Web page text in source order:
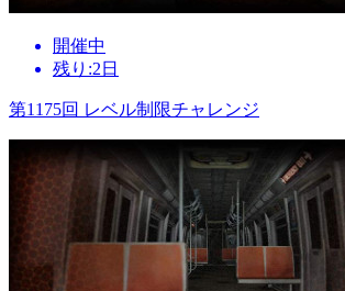
開催中
残り:2日
第1175回 レベル制限チャレンジ